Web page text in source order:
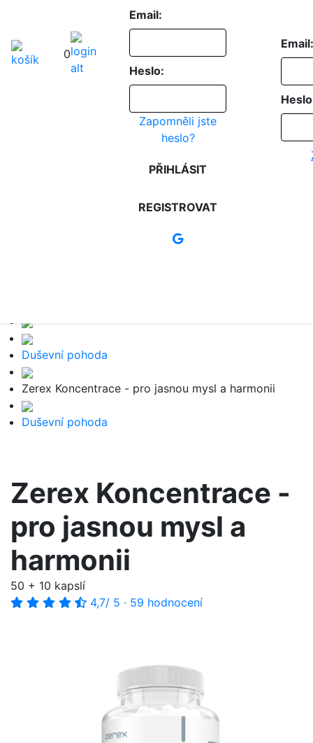
0
Email:
Heslo:
Zapomněli jste
heslo?
PŘIHLÁSIT
REGISTROVAT
Email:
Duševní pohoda
Zerex Koncentrace - pro jasnou mysl a harmonii
Duševní pohoda
Zerex Koncentrace -
pro jasnou mysl a
harmonii
50 + 10 kapslí
4,7/ 5 · 59 hodnocení